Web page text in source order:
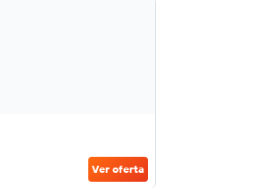
Ver oferta